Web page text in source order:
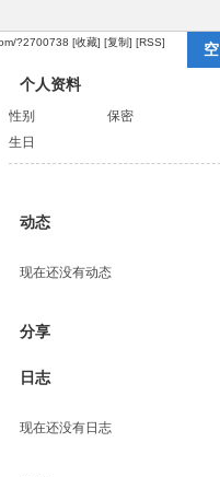
?2700738 [收藏] [复制] [RSS]
个人资料
性别
保密
生日
动态
现在还没有动态
分享
日志
现在还没有日志